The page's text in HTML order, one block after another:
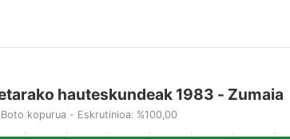
hauteskundeak 1983 - Zumaia
Boto kopurua - Eskrutinioa: %100,00